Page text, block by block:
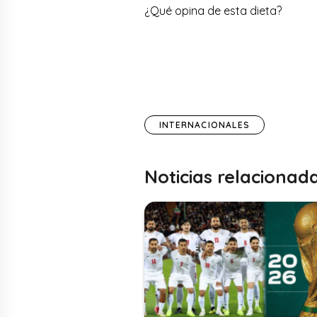
¿Qué opina de esta dieta?
INTERNACIONALES
Noticias